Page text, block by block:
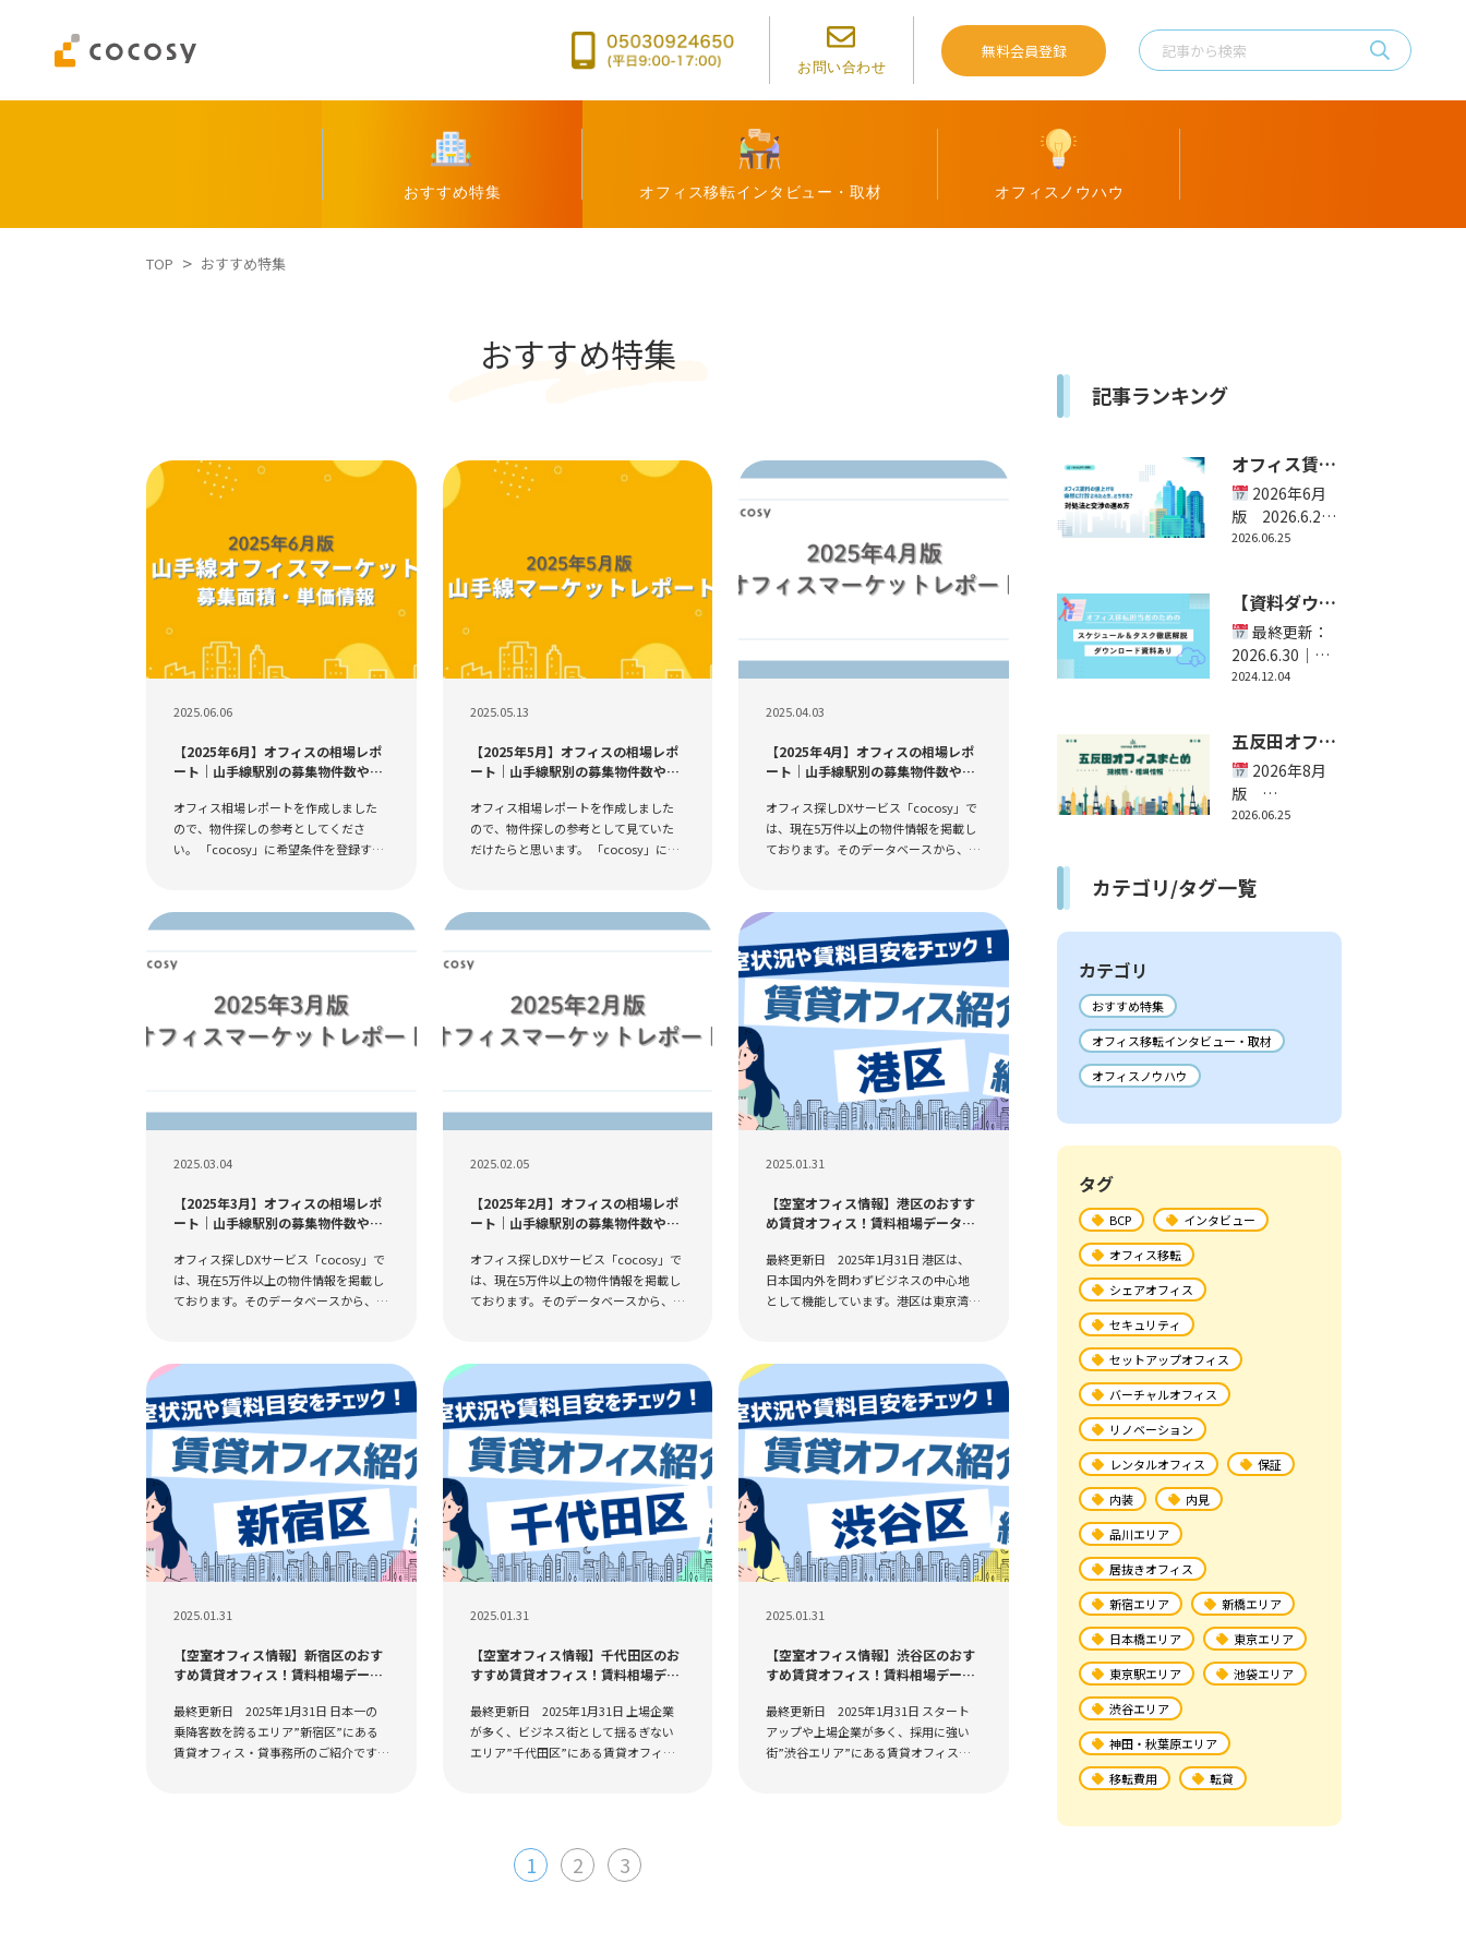
無料会員登録
TOP > おすすめ特集
おすすめ特集
2025.06.06
【2025年6月】オフィスの相場レポ
ート｜山手線駅別の募集物件数や平
オフィス相場レポートを作成しました
ので、物件探しの参考としてくださ
い。 「cocosy」に希望条件を登録する
や面積の規模別で分かりや...
2025.05.13
【2025年5月】オフィスの相場レポ
ート｜山手線駅別の募集物件数や平
オフィス相場レポートを作成しました
ので、物件探しの参考として見ていた
だけたらと思います。 「cocosy」に希
だけます！路線別や面積...
2025.04.03
【2025年4月】オフィスの相場レポ
ート｜山手線駅別の募集物件数や平
オフィス探しDXサービス「cocosy」で
は、現在5万件以上の物件情報を掲載し
ております。そのデータベースから、オ
けたらと思います。...
2025.03.04
【2025年3月】オフィスの相場レポ
ート｜山手線駅別の募集物件数や平
オフィス探しDXサービス「cocosy」で
は、現在5万件以上の物件情報を掲載し
ております。そのデータベースから、オ
けたらと思います。...
2025.02.05
【2025年2月】オフィスの相場レポ
ート｜山手線駅別の募集物件数や平
オフィス探しDXサービス「cocosy」で
は、現在5万件以上の物件情報を掲載し
ております。そのデータベースから、オ
けたらと思います。...
2025.01.31
【空室オフィス情報】港区のおすす
め賃貸オフィス！賃料相場データや
最終更新日 2025年1月31日 港区は、
日本国内外を問わずビジネスの中心地
として機能しています。港区は東京湾に
トワークを持つ外資...
2025.01.31
【空室オフィス情報】新宿区のおす
すめ賃貸オフィス！賃料相場データ
う
最終更新日 2025年1月31日 日本一の
乗降客数を誇るエリア”新宿区”にある
賃貸オフィス・貸事務所のご紹介です。
2025.01.31
【空室オフィス情報】千代田区のお
すすめ賃貸オフィス！賃料相場デー
よう
最終更新日 2025年1月31日 上場企業
が多く、ビジネス街として揺るぎない
エリア”千代田区”にある賃貸オフィ
2025.01.31
【空室オフィス情報】渋谷区のおす
すめ賃貸オフィス！賃料相場データ
う
最終更新日 2025年1月31日 スタート
アップや上場企業が多く、採用に強い
街”渋谷エリア”にある賃貸オフィス・
1 2 3
記事ランキング
オフィス賃料
の値上げを打
診されたとき
の対策とは？
き】
2026年6月
版 2026.6.25
｜ライター：
2026.06.25
【資料ダウン
ロード付き】
オフィス移転
のスケジュー
全ガイド！準
備段階～移転
完了後まで徹
底的に細かく
ス「cocosy」
最終更新：
2026.6.30｜ラ
イター：
2024.12.04
五反田オフィ
ス賃料相場｜
10人・30人・
50人の賃料ま
2026年8月
版
2026.8.4（相場
2026.06.25
カテゴリ/タグ一覧
カテゴリ
おすすめ特集
オフィス移転インタビュー・取材
オフィスノウハウ
タグ
BCP
インタビュー
オフィス移転
シェアオフィス
セキュリティ
セットアップオフィス
バーチャルオフィス
リノベーション
レンタルオフィス
保証
内装
内見
品川エリア
居抜きオフィス
新宿エリア
新橋エリア
日本橋エリア
東京エリア
東京駅エリア
池袋エリア
渋谷エリア
神田・秋葉原エリア
移転費用
転貸